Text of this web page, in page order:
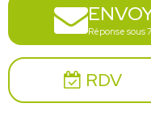
Réponse sous
RDV